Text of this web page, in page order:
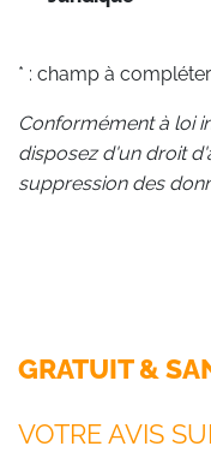
* : champ à compléter
Conformément à loi
disposez d'un droit
suppression des
GRATUIT &
VOTRE AVIS